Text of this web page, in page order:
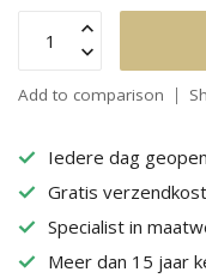
Add to comparison
Iedere dag
Gratis
Specialist in
Meer dan 15 jaar